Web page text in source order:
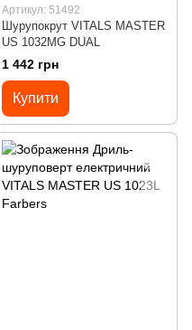
Артикул: 51492
Шурупокрут VITALS MASTER
US 1032MG DUAL
1 442 грн
Купити